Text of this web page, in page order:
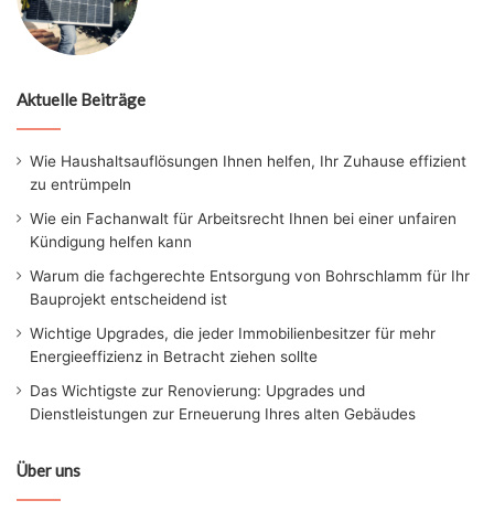
Aktuelle Beiträge
Wie Haushaltsauflösungen Ihnen helfen, Ihr Zuhause effizient
zu entrümpeln
Wie ein Fachanwalt für Arbeitsrecht Ihnen bei einer unfairen
Kündigung helfen kann
Warum die fachgerechte Entsorgung von Bohrschlamm für Ihr
Bauprojekt entscheidend ist
Wichtige Upgrades, die jeder Immobilienbesitzer für mehr
Energieeffizienz in Betracht ziehen sollte
Das Wichtigste zur Renovierung: Upgrades und
Dienstleistungen zur Erneuerung Ihres alten Gebäudes
Über uns